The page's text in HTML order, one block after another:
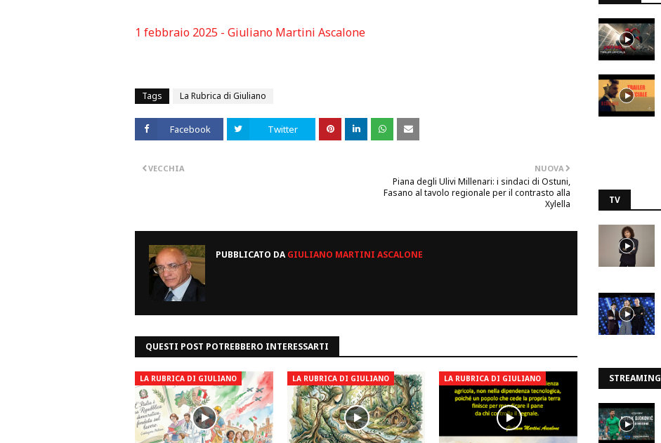
1 febbraio 2025 - Giuliano Martini Ascalone
Tags La Rubrica di Giuliano
Facebook Twitter
NUOVA
Piana degli Ulivi Millenari: i sindaci di Ostuni,
Fasano al tavolo regionale per il contrasto alla
Xylella
VECCHIA
PUBBLICATO DAGIULIANO MARTINI ASCALONE
QUESTI POST POTREBBERO INTERESSARTI
LA RUBRICA DI GIULIANO LA RUBRICA DI GIULIANO LA RUBRICA DI GIULIANO
TV
STREAMING